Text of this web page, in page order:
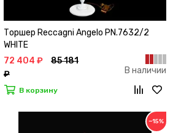
Торшер Reccagni Angelo PN.7632/2
WHITE
72 404 ₽
85 181
₽
В наличии
В корзину
−15%